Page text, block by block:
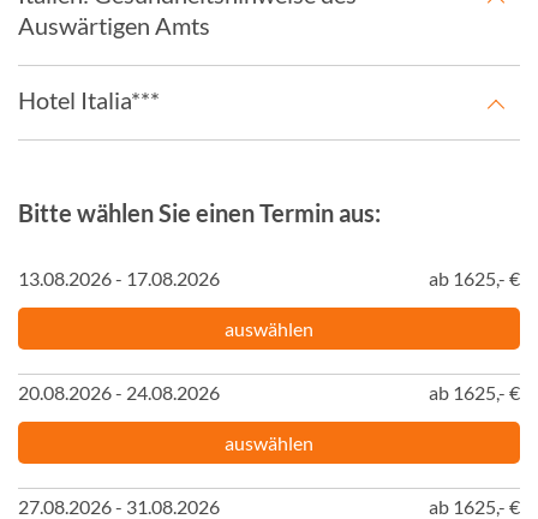
Auswärtigen Amts
Hotel Italia***
Bitte wählen Sie einen Termin aus:
13.08.2026 - 17.08.2026 ab 1625,- €
auswählen
20.08.2026 - 24.08.2026 ab 1625,- €
auswählen
27.08.2026 - 31.08.2026 ab 1625,- €